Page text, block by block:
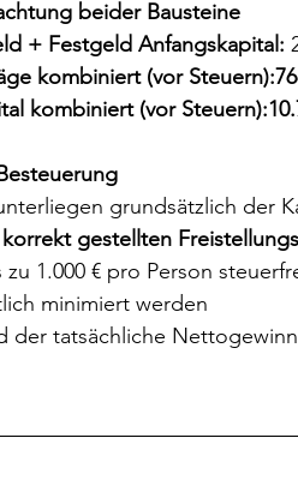
beider Bausteine
+ Festgeld Anfangskapital:
kombiniert (vor
kombiniert (vor
grundsätzlich der
korrekt gestellten
1.000 € pro Person
minimiert werden
der tatsächliche